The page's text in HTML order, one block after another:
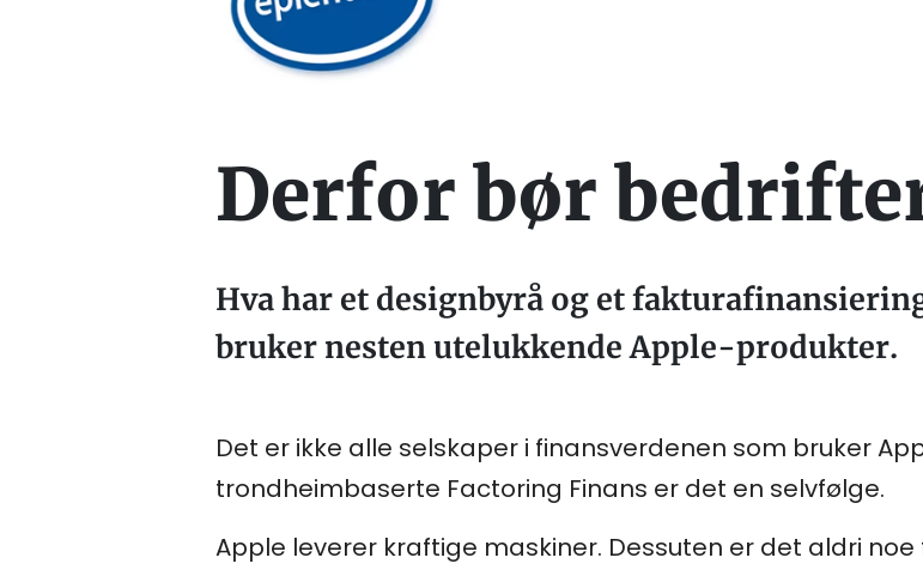
Derfor bør
Hva har et designbyrå og et
bruker nesten utelukkende Apple-produkter.
Det er ikke alle selskaper i finansverdenen som bruker
trondheimbaserte Factoring Finans er det en selvfølge.
Apple leverer kraftige maskiner. Dessuten er det aldri